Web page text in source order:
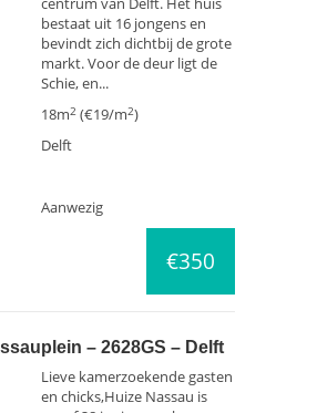
bestaat uit 16 jongens en
bevindt zich dichtbij de grote
markt. Voor de deur ligt de
Schie, en...
18m2 (€19/m2)
Delft
Aanwezig
€350
– 2628GS – Delft
Lieve kamerzoekende gasten
en chicks,Huize Nassau is